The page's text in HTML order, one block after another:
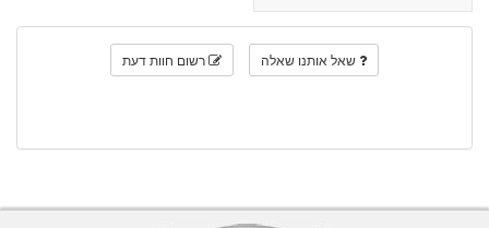
שאל אותנו שאלה רשום חוות דעת